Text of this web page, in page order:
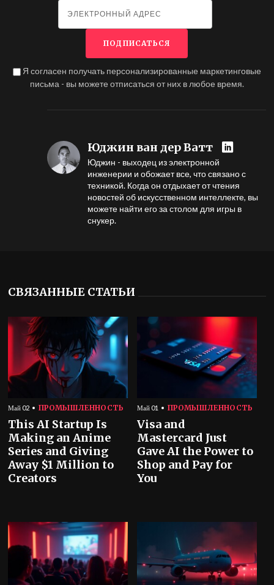
Я согласен получать персонализированные маркетинговые
письма - вы можете отписаться от них в любое время.
Юджин ван дер Ватт
Юджин - выходец из электронной
инженерии и обожает все, что связано с
техникой. Когда он отдыхает от чтения
новостей об искусственном интеллекте, вы
можете найти его за столом для игры в
снукер.
СВЯЗАННЫЕ СТАТЬИ
Май 02 ПРОМЫШЛЕННОСТЬ
This AI Startup Is
Making an Anime
Series and Giving
Away $1 Million to
Creators
Май 01 ПРОМЫШЛЕННОСТЬ
Visa and
Mastercard Just
Gave AI the Power to
Shop and Pay for
You